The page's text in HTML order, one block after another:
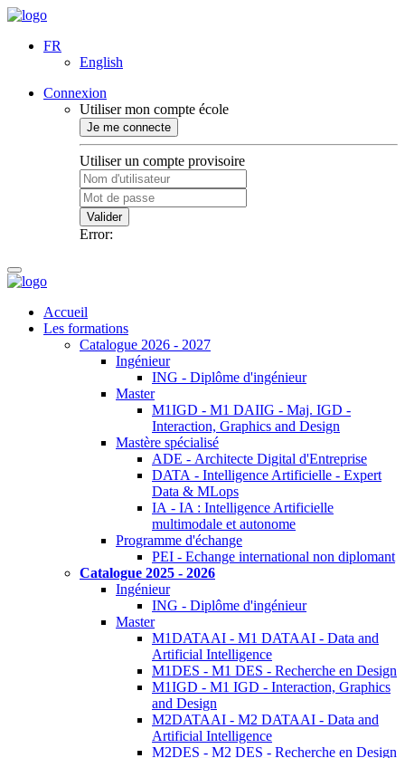
FR
English
Connexion
Utiliser mon compte école
Je me connecte
Utiliser un compte provisoire
Valider
Error:
Accueil
Les formations
Catalogue 2026 - 2027
Ingénieur
ING - Diplôme d'ingénieur
Master
M1IGD - M1 DAIIG - Maj. IGD -
Interaction, Graphics and Design
Mastère spécialisé
ADE - Architecte Digital d'Entreprise
DATA - Intelligence Artificielle - Expert
Data & MLops
IA - IA : Intelligence Artificielle
multimodale et autonome
Programme d'échange
PEI - Echange international non diplomant
Catalogue 2025 - 2026
Ingénieur
ING - Diplôme d'ingénieur
Master
M1DATAAI - M1 DATAAI - Data and
Artificial Intelligence
M1DES - M1 DES - Recherche en Design
M1IGD - M1 IGD - Interaction, Graphics
and Design
M2DATAAI - M2 DATAAI - Data and
Artificial Intelligence
M2DES - M2 DES - Recherche en Design